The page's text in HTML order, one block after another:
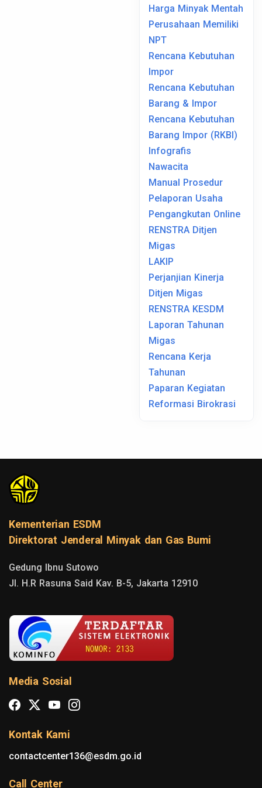
Harga Minyak Mentah
Perusahaan Memiliki
NPT
Rencana Kebutuhan
Impor
Rencana Kebutuhan
Barang & Impor
Rencana Kebutuhan
Barang Impor (RKBI)
Infografis
Nawacita
Manual Prosedur
Pelaporan Usaha
Pengangkutan Online
RENSTRA Ditjen
Migas
LAKIP
Perjanjian Kinerja
Ditjen Migas
RENSTRA KESDM
Laporan Tahunan
Migas
Rencana Kerja
Tahunan
Paparan Kegiatan
Reformasi Birokrasi
Kementerian ESDM
Direktorat Jenderal Minyak dan Gas Bumi
Gedung Ibnu Sutowo
Jl. H.R Rasuna Said Kav. B-5, Jakarta 12910
Media Sosial
Kontak Kami
contactcenter136@esdm.go.id
Call Center